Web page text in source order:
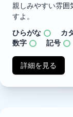
親しみやすい雰囲
すよ。
ひらがな
カ
数字
記号
詳細を見る